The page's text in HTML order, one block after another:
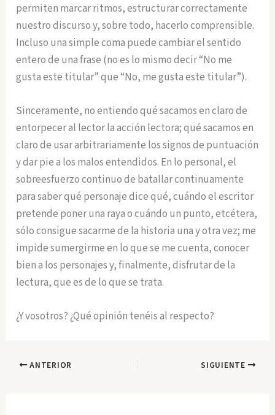
permiten marcar ritmos, estructurar correctamente
nuestro discurso y, sobre todo, hacerlo comprensible.
Incluso una simple coma puede cambiar el sentido
entero de una frase (no es lo mismo decir “No me
gusta este titular” que “No, me gusta este titular”).
Sinceramente, no entiendo qué sacamos en claro de
entorpecer al lector la acción lectora; qué sacamos en
claro de usar arbitrariamente los signos de puntuación
y dar pie a los malos entendidos. En lo personal, el
sobreesfuerzo continuo de batallar continuamente
para saber qué personaje dice qué, cuándo el escritor
pretende poner una raya o cuándo un punto, etcétera,
sólo consigue sacarme de la historia una y otra vez; me
impide sumergirme en lo que se me cuenta, conocer
bien a los personajes y, finalmente, disfrutar de la
lectura, que es de lo que se trata.
¿Y vosotros? ¿Qué opinión tenéis al respecto?
ANTERIOR SIGUIENTE